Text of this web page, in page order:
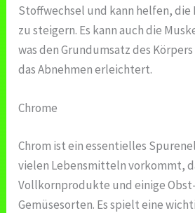
Stoffwechsel und kann helfen,
zu steigern. Es kann auch die
was den Grundumsatz des
das Abnehmen erleichtert.
Chrome
Chrom ist ein essentielles
vielen Lebensmitteln vorkommt,
Vollkornprodukte und einige
Gemüsesorten. Es spielt eine